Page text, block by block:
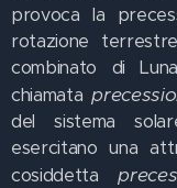
provoca la
rotazione
combinato di
chiamata
del sistema
esercitano una
cosiddetta